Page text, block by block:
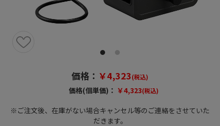
価格： ￥4,323(税込)
価格(個単価)： ￥4,323(税込)
※ご注文後、在庫がない場合キャンセル等のご連絡をさせていた
だきます。